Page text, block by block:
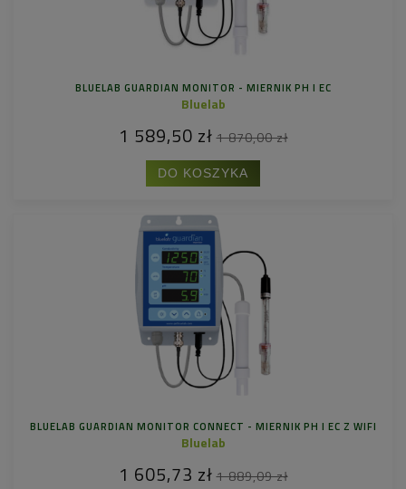
BLUELAB GUARDIAN MONITOR - MIERNIK PH I EC
Bluelab
1 589,50 zł 1 870,00 zł
DO KOSZYKA
BLUELAB GUARDIAN MONITOR CONNECT - MIERNIK PH I EC Z WIFI
Bluelab
1 605,73 zł 1 889,09 zł